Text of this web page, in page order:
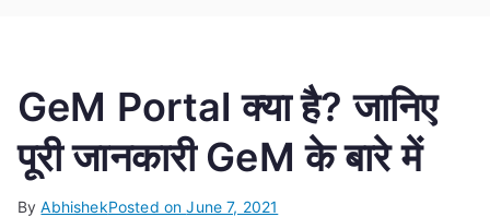
GeM Portal क्या है? जानिए
पूरी जानकारी GeM के बारे में
ByAbhishekPosted onJune 7, 2021